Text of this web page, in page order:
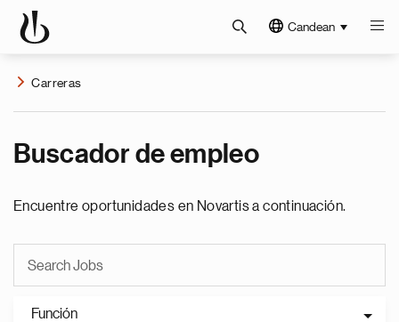
Candean
Carreras
Buscador de empleo
Encuentre oportunidades en Novartis a continuación.
Función